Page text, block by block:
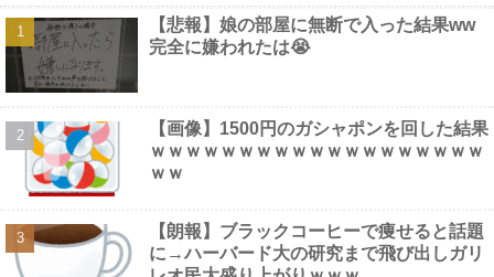
【画像】 男の87%はお○ぱいに目がいってスマホケースに気づか
ない自撮りｗ
NEW!
【動画】 巨乳女子さん、コメダ珈琲で発情してしまった結果ｗｗ
ｗｗｗｗ NEW!
【画像】 影山優佳さん(25)、下着姿であたシコが止まらない
NEW!
【画像】 女優・水崎綾女、R-15指定映画で乳首解禁、しかもピ
ンと立ってる NEW!
【悲報】娘の部屋に無断で入った結果ww
完全に嫌われたは😭
【画像】1500円のガシャポンを回した結果
ｗｗｗｗｗｗｗｗｗｗｗｗｗｗｗｗｗｗｗ
ｗｗ
【朗報】ブラックコーヒーで痩せると話題
に→ハーバード大の研究まで飛び出しガリ